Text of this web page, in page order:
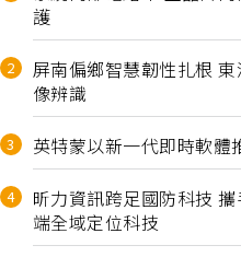
護
屏南偏鄉智慧韌性扎根
像辨識
英特蒙以新一代即時軟體
昕力資訊跨足國防科技
端全域定位科技